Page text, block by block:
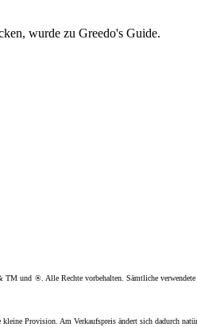
wurde zu Greedo's Guide.
und ®. Alle Rechte vorbehalten. Sämtliche
Provision. Am Verkaufspreis ändert sich dadurch